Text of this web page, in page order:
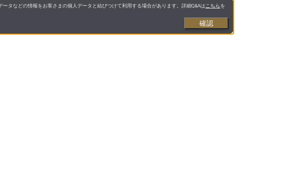
タなどの情報をお客さまの個人データと結びつけて利用する場合があります。詳細Q&Aは こちらを
確認